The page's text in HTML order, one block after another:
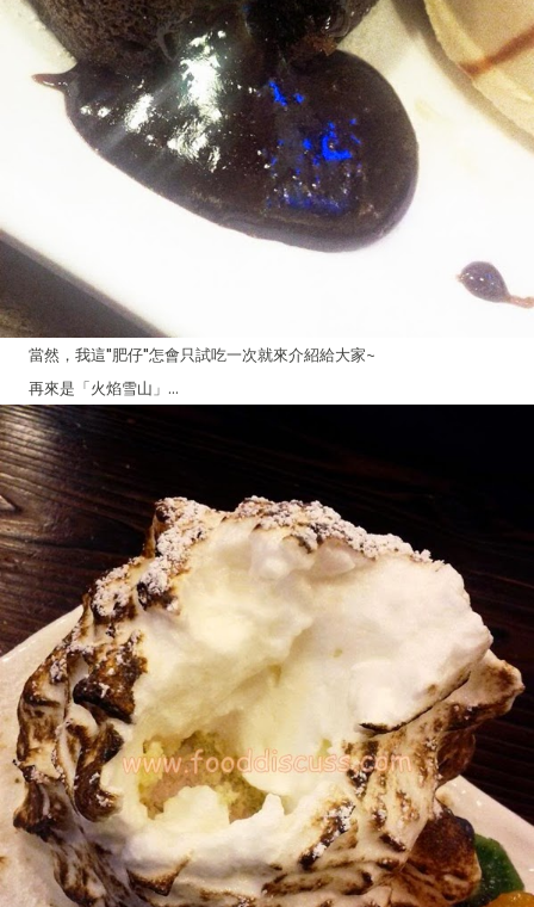
當然，我這"肥仔"怎會只試吃一次就來介紹給大家~
再來是「火焰雪山」...